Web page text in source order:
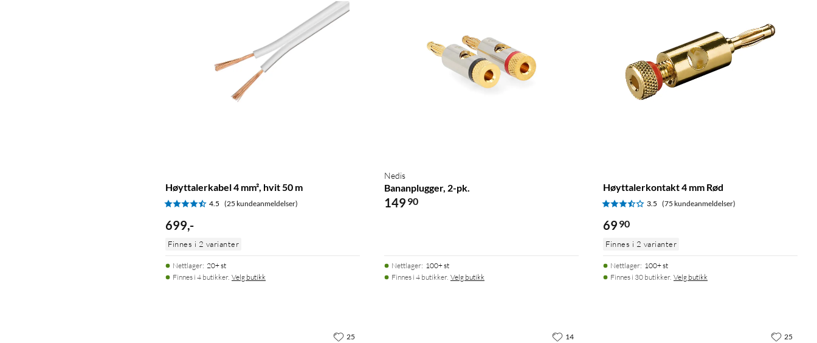
Høyttalerkabel 4 mm², hvit 50 m
4.5 (25 kundeanmeldelser)
699,-
Finnes i 2 varianter
Nettlager: 20+ st
Finnes i 4 butikker. Velg butikk
Nedis
Bananplugger, 2-pk.
149 90
Nettlager: 100+ st
Finnes i 4 butikker. Velg butikk
Høyttalerkontakt 4 mm Rød
3.5 (75 kundeanmeldelser)
69 90
Finnes i 2 varianter
Nettlager: 100+ st
Finnes i 30 butikker. Velg butikk
25 14 25